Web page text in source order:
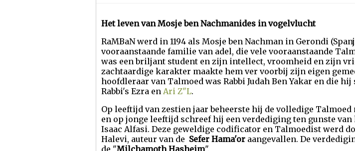
Het leven van Mosje ben Nachmanides in vogelvlucht
RaMBaN werd in 1194 als Mosje ben Nachman in Gerondi
vooraanstaande familie van adel, die vele vooraanstaande
was een briljant student en zijn intellect, vroomheid en zijn
zachtaardige karakter maakte hem ver voorbij zijn eigen
hoofdleraar van Talmoed was Rabbi Judah Ben Yakar en die hij
Rabbi's Ezra en Ari Z"L.
Op leeftijd van zestien jaar beheerste hij de volledige
en op jonge leeftijd schreef hij een verdediging ten gunste van
Isaac Alfasi. Deze geweldige codificator en Talmoedist werd
Halevi, auteur van de Sefer Hama'or aangevallen. De
de "Milchamoth Hasheim".